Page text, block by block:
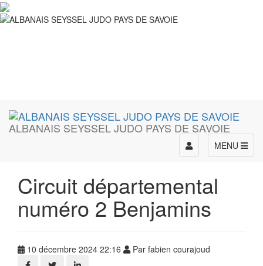
ALBANAIS SEYSSEL JUDO PAYS DE SAVOIE
MENU
Toggle
navigation
Circuit départemental
numéro 2 Benjamins
10 décembre 2024 22:16 Par fabien courajoud